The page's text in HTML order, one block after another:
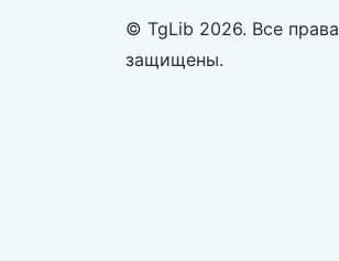
© TgLib 2026. Все права
защищены.